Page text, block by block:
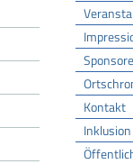
Kontakt
Inklusion
Zurück